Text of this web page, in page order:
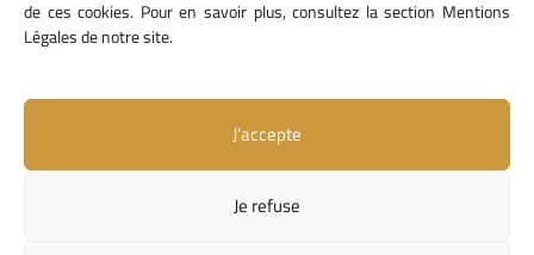
de ces cookies. Pour en savoir plus, consultez la section Mentions
Légales de notre site.
J’accepte
Je refuse
Lien utiles
Contact
Missions & attributions
Textes Fondateurs